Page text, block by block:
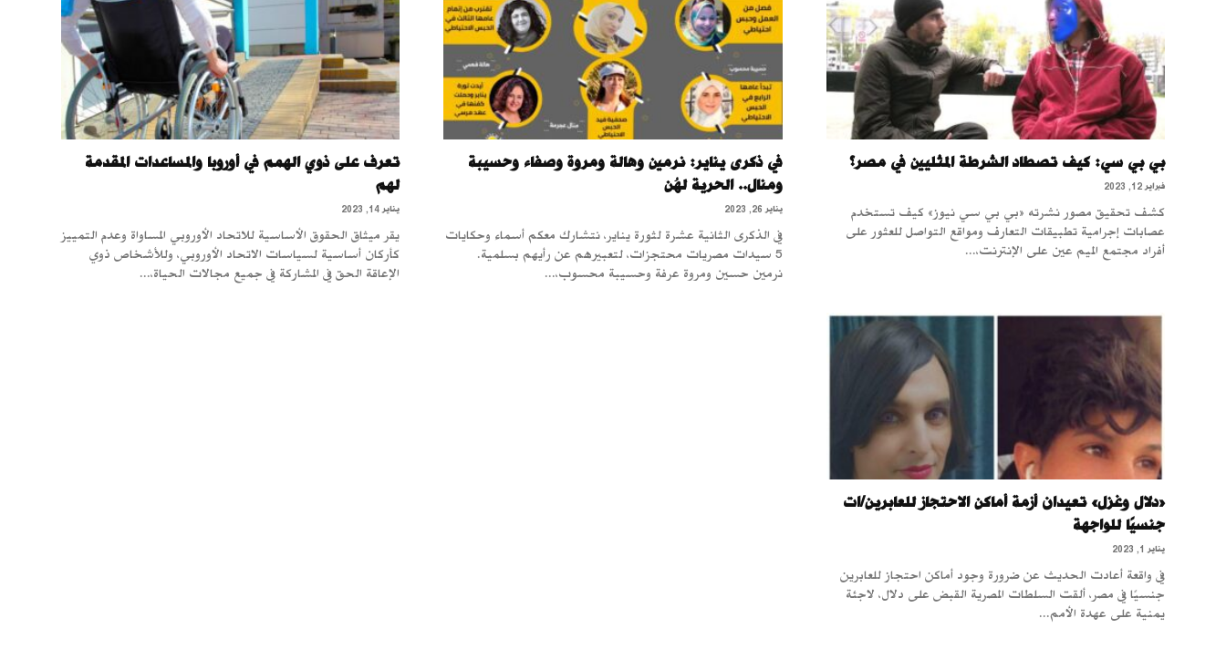
بي بي سي: كيف تصطاد الشرطة المثليين في مصر؟
فبراير 12, 2023
كشف تحقيق مصور نشرته «بي بي سي نيوز» كيف تستخدم
عصابات إجرامية تطبيقات التعارف ومواقع التواصل للعثور على
أفراد مجتمع الميم عين على الإنترنت،...
في ذكرى يناير: نرمين وهالة ومروة وصفاء وحسيبة
ومنال.. الحرية لهُن
يناير 26, 2023
في الذكرى الثانية عشرة لثورة يناير، نتشارك معكم أسماء وحكايات
5 سيدات مصريات محتجزات، لتعبيرهم عن رأيهم بسلمية.
نرمين حسين ومروة عرفة وحسيبة محسوب،...
تعرف على ذوي الهمم في أوروبا والمساعدات المقدمة
لهم
يناير 14, 2023
يقر ميثاق الحقوق الأساسية للاتحاد الأوروبي المساواة وعدم التمييز
كأركان أساسية لسياسات الاتحاد الأوروبي، وللأشخاص ذوي
الإعاقة الحق في المشاركة في جميع مجالات الحياة،...
«دلال وغزل» تعيدان أزمة أماكن الاحتجاز للعابرين/ات
جنسيًا للواجهة
يناير 1, 2023
في واقعة أعادت الحديث عن ضرورة وجود أماكن احتجاز للعابرين
جنسيًا في مصر، ألقت السلطات المصرية القبض على دلال، لاجئة
يمنية على عهدة الأمم...